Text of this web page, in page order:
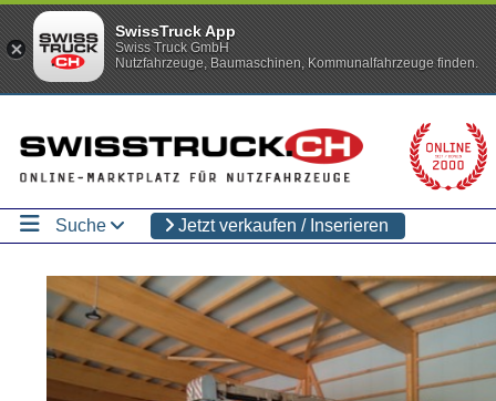
Suche Jetzt verkaufen / Inserieren
SwissTruck App
Swiss Truck GmbH
Nutzfahrzeuge, Baumaschinen, Kommunalfahrzeuge finden.